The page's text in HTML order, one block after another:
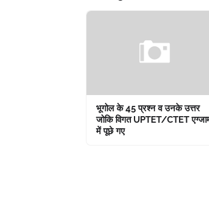
भूगोल के 45 प्रश्न व उनके उत्तर
जोकि विगत UPTET/CTET
में पूछे गए